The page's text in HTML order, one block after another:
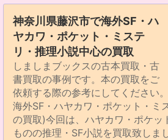
神奈川県藤沢市で海外SF・ハ
ヤカワ・ポケット・ミステ
リ・推理小説中心の買取
しましまブックスの古本買取・古
書買取の事例です。本の買取をご
依頼する際の参考にしてください
海外SF・ハヤカワ・ポケット・ミ
の買取)今回は、ハヤカワ・ポケッ
ものの推理・SF小説を買取致しま